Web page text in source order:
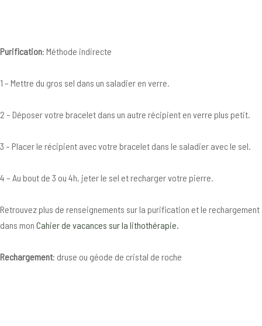
Purification: Méthode indirecte
1 – Mettre du gros sel dans un saladier en verre.
2 – Déposer votre bracelet dans un autre récipient en verre plus petit.
3 – Placer le récipient avec votre bracelet dans le saladier avec le sel.
4 – Au bout de 3 ou 4h, jeter le sel et recharger votre pierre.
Retrouvez plus de renseignements sur la purification et le rechargement
dans mon Cahier de vacances sur la lithothérapie.
Rechargement: druse ou géode de cristal de roche